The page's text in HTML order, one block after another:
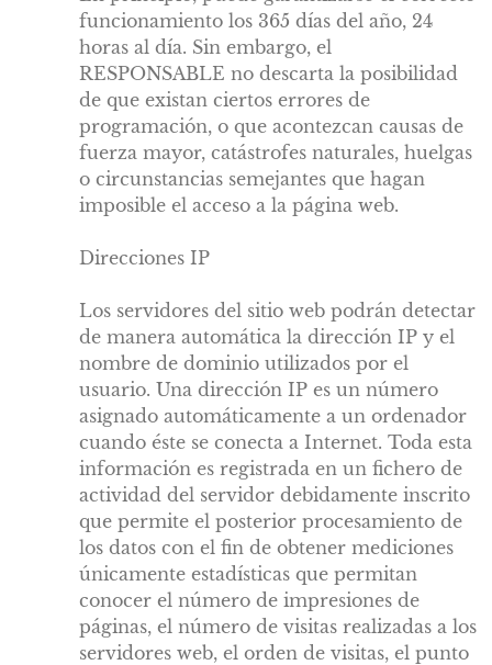
funcionamiento los 365 días del año, 24
horas al día. Sin embargo, el
RESPONSABLE no descarta la posibilidad
de que existan ciertos errores de
programación, o que acontezcan causas de
fuerza mayor, catástrofes naturales, huelgas
o circunstancias semejantes que hagan
imposible el acceso a la página web.
Direcciones IP
Los servidores del sitio web podrán detectar
de manera automática la dirección IP y el
nombre de dominio utilizados por el
usuario. Una dirección IP es un número
asignado automáticamente a un ordenador
cuando éste se conecta a Internet. Toda esta
información es registrada en un fichero de
actividad del servidor debidamente inscrito
que permite el posterior procesamiento de
los datos con el fin de obtener mediciones
únicamente estadísticas que permitan
conocer el número de impresiones de
páginas, el número de visitas realizadas a los
servidores web, el orden de visitas, el punto